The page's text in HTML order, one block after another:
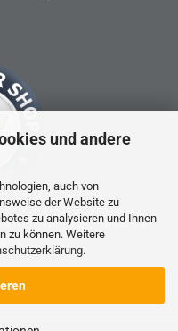
und andere
auch von
der Website zu
zu analysieren und Ihnen
zu können. Weitere
.
nicht für Kinder unter 14